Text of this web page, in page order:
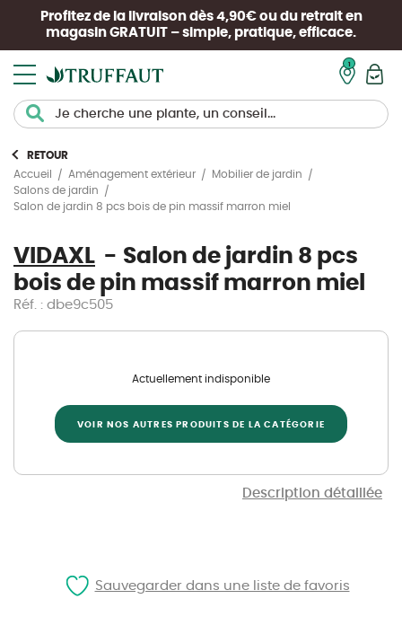
Profitez de la livraison dès 4,90€ ou du retrait en
magasin GRATUIT – simple, pratique, efficace.
RETOUR
Accueil
Aménagement extérieur
Mobilier de jardin
Salons de jardin
Salon de jardin 8 pcs bois de pin massif marron miel
VIDAXL
Salon de jardin 8 pcs
bois de pin massif marron miel
Réf. : dbe9c505
Description détaillée
Actuellement indisponible
VOIR NOS AUTRES PRODUITS DE LA CATÉGORIE
Sauvegarder dans une liste de favoris